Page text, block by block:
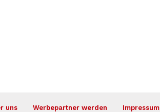
uns Werbepartner werden Impressum